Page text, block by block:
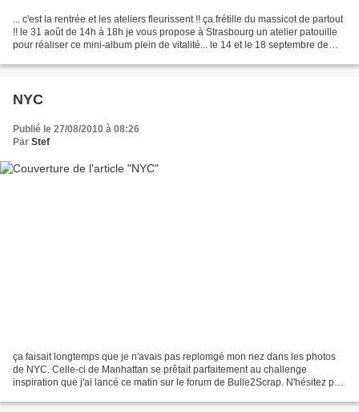
... c'est la rentrée et les ateliers fleurissent !! ça frétille du massicot de partout
!! le 31 août de 14h à 18h je vous propose à Strasbourg un atelier patouille
pour réaliser ce mini-album plein de vitalité... le 14 et le 18 septembre de
NYC
Publié le 27/08/2010 à 08:26
Par Stef
ça faisait longtemps que je n'avais pas replomgé mon nez dans les photos
de NYC. Celle-ci de Manhattan se prêtait parfaitement au challenge
inspiration que j'ai lancé ce matin sur le forum de Bulle2Scrap. N'hésitez pas